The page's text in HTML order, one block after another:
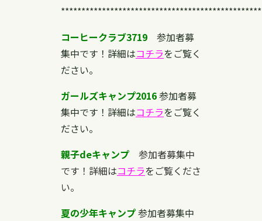
コーヒークラブ3719 参加者募
集中です！詳細はコチラをご覧く
ださい。
ガールズキャンプ2016参加者募
集中です！詳細はコチラをご覧く
ださい。
親子deキャンプ 参加者募集中
です！詳細はコチラをご覧くださ
い。
夏の少年キャンプ参加者募集中